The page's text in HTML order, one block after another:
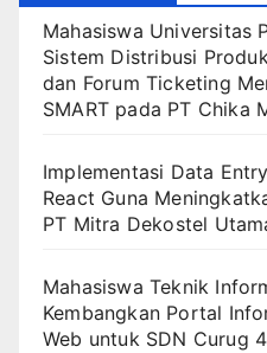
Mahasiswa Universitas
Sistem Distribusi
dan Forum Ticketing
SMART pada PT Chika
Implementasi Data
React Guna
PT Mitra Dekostel
Mahasiswa Teknik
Kembangkan Portal
Web untuk SDN Curug 4